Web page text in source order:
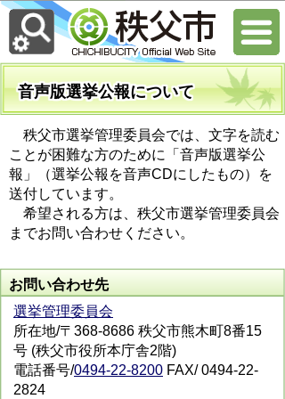
音声版選挙公報について
秩父市選挙管理委員会では、文字を読む
ことが困難な方のために「音声版選挙公
報」（選挙公報を音声CDにしたもの）を
送付しています。
希望される方は、秩父市選挙管理委員会
までお問い合わせください。
お問い合わせ先
選挙管理委員会
所在地/〒368-8686 秩父市熊木町8番15
号 (秩父市役所本庁舎2階)
電話番号/0494-22-8200 FAX/ 0494-22-
2824